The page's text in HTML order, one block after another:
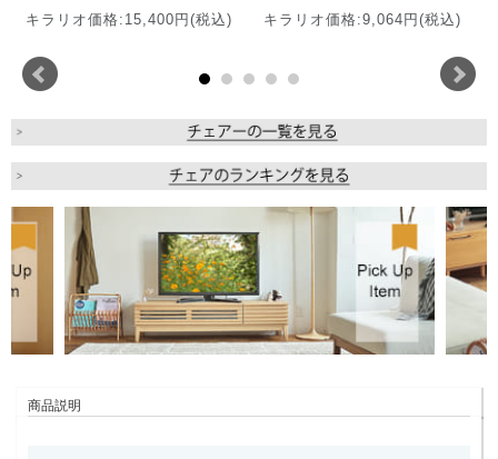
キラリオ価格:15,400円(税込) キラリオ価格:9,064円(税込)
商品説明